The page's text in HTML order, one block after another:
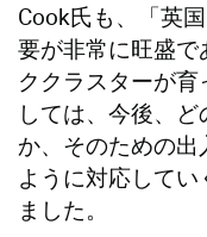
Cook氏も、「英
要が非常に旺盛で
ククラスターが
しては、今後、
か、そのための
ように対応して
ました。